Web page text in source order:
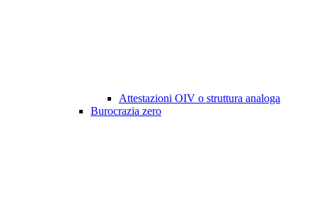
Attestazioni OIV o struttura analoga
Burocrazia zero